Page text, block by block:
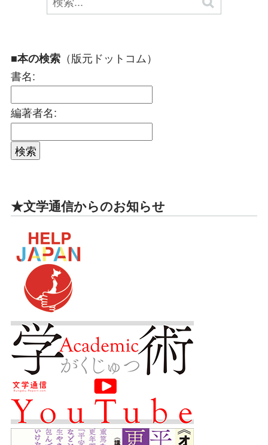
■本の検索 （版元ドットコム）
書名:
編著者名:
★文学通信からのお知らせ